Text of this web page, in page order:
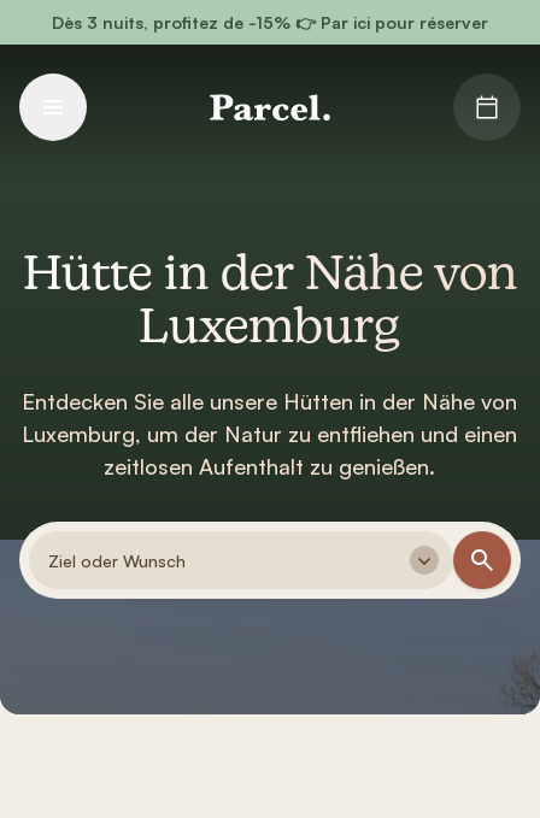
Zum Hauptinhalt gehen
Dès 3 nuits, profitez de -15% 👉 Par ici pour réserver
Hütte in der Nähe von
Luxemburg
Entdecken Sie alle unsere Hütten in der Nähe von
Luxemburg, um der Natur zu entfliehen und einen
zeitlosen Aufenthalt zu genießen.
Ziel oder Wunsch